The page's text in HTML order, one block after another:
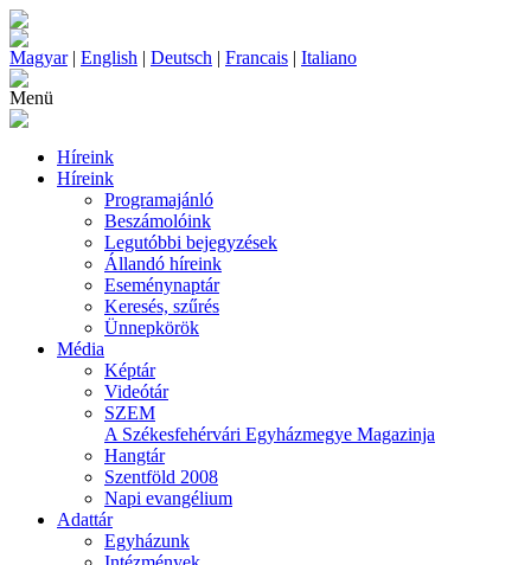
Magyar| English | Deutsch | Francais | Italiano
Menü
Híreink
Híreink
Programajánló
Beszámolóink
Legutóbbi bejegyzések
Állandó híreink
Eseménynaptár
Keresés, szűrés
Ünnepkörök
Média
Képtár
Videótár
SZEM
A Székesfehérvári Egyházmegye Magazinja
Hangtár
Szentföld 2008
Napi evangélium
Adattár
Egyházunk